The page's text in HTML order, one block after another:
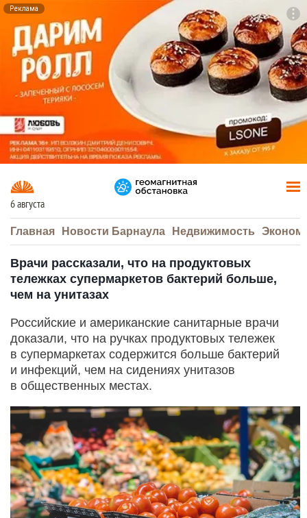
Реклама
6 августа
Главная Новости Барнаула Недвижимость
Врачи рассказали, что на продуктовых
тележках супермаркетов бактерий больше,
чем на унитазах
Российские и американские санитарные врачи
доказали, что на ручках продуктовых тележек
в супермаркетах содержится больше бактерий
и инфекций, чем на сидениях унитазов
в общественных местах.